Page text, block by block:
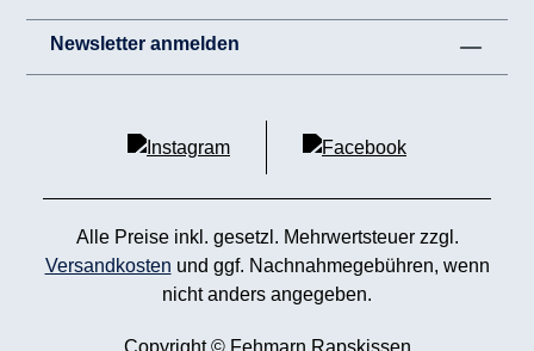
Newsletter anmelden
Alle Preise inkl. gesetzl. Mehrwertsteuer zzgl.
Versandkosten und ggf. Nachnahmegebühren, wenn
nicht anders angegeben.
Copyright © Fehmarn Rapskissen